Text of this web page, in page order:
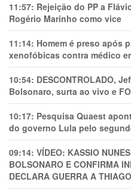
11:57: Rejeição do PP a
Rogério Marinho como vice
11:14: Homem é preso após
xenofóbicas contra médico
10:54: DESCONTROLADO,
Bolsonaro, surta ao vivo e
10:17: Pesquisa Quaest
do governo Lula pelo
09:14: VÍDEO: KASSIO
BOLSONARO E CONFIRMA
DECLARA GUERRA A